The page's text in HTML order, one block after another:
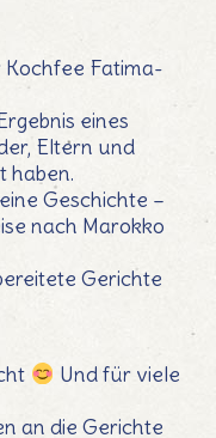
Kochfee Fatima-
eines
Eltern und
haben.
Geschichte –
nach Marokko
Gerichte
Und für viele
an die Gerichte